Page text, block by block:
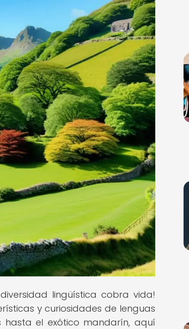
lingüística cobra vida!
y curiosidades de lenguas
el exótico mandarín, aquí